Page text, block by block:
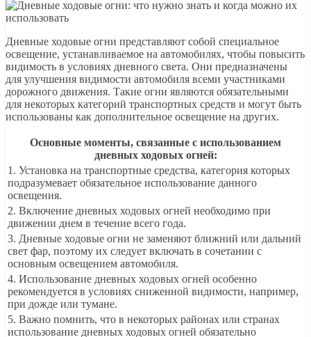
Дневные ходовые огни представляют собой специальное
освещение, устанавливаемое на автомобилях, чтобы повысить
видимость в условиях дневного света. Они предназначены
для улучшения видимости автомобиля всеми участниками
дорожного движения. Такие огни являются обязательными
для некоторых категорий транспортных средств и могут быть
использованы как дополнительное освещение на других.
Основные моменты, связанные с использованием
дневных ходовых огней:
1. Установка на транспортные средства, категория которых
подразумевает обязательное использование данного
освещения.
2. Включение дневных ходовых огней необходимо при
движении днем в течение всего года.
3. Дневные ходовые огни не заменяют ближний или дальний
свет фар, поэтому их следует включать в сочетании с
основным освещением автомобиля.
4. Использование дневных ходовых огней особенно
рекомендуется в условиях сниженной видимости, например,
при дожде или тумане.
5. Важно помнить, что в некоторых районах или странах
использование дневных ходовых огней обязательно